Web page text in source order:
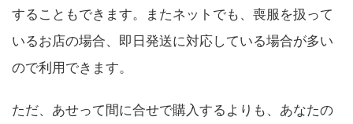
することもできます。またネットでも、喪服を扱って
いるお店の場合、即日発送に対応している場合が多い
ので利用できます。
ただ、あせって間に合せで購入するよりも、あなたの